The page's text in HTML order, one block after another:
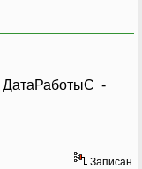
ДатаРаботыС -
Записан